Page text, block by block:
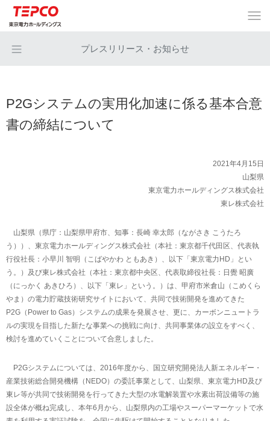
プレスリリース・お知らせ
P2Gシステムの実用化加速に係る基本合意
書の締結について
2021年4月15日
山梨県
東京電力ホールディングス株式会社
東レ株式会社
山梨県（県庁：山梨県甲府市、知事：長崎 幸太郎（ながさき こうたろ
う））、東京電力ホールディングス株式会社（本社：東京都千代田区、代表執
行役社長：小早川 智明（こばやかわ ともあき）、以下「東京電力HD」とい
う。）及び東レ株式会社（本社：東京都中央区、代表取締役社長：日覺 昭廣
（にっかく あきひろ）、以下「東レ」という。）は、甲府市米倉山（こめくら
やま）の電力貯蔵技術研究サイトにおいて、共同で技術開発を進めてきた
P2G（Power to Gas）システムの成果を発展させ、更に、カーボンニュートラ
ルの実現を目指した新たな事業への挑戦に向け、共同事業体の設立をすべく、
検討を進めていくことについて合意しました。
P2Gシステムについては、2016年度から、国立研究開発法人新エネルギー・
産業技術総合開発機構（NEDO）の委託事業として、山梨県、東京電力HD及び
東レ等が共同で技術開発を行ってきた大型の水電解装置や水素出荷設備等の施
設全体が概ね完成し、本年6月から、山梨県内の工場やスーパーマーケットで水